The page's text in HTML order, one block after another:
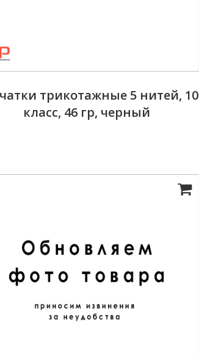
трикотажные 5 нитей, 10
класс, 46 гр, черный